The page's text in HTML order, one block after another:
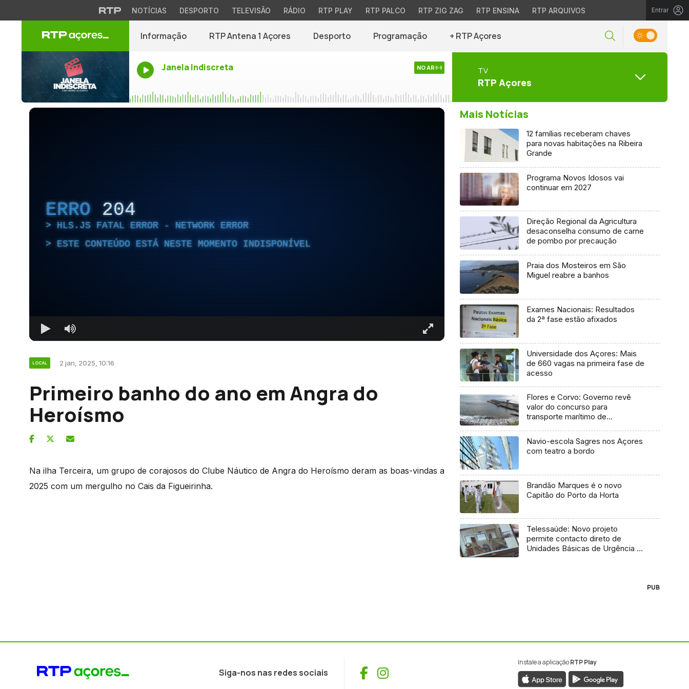
NOTÍCIAS DESPORTO TELEVISÃO RÁDIO RTP PLAY RTP PALCO RTP ZIG ZAG RTP ENSINA RTP ARQUIVOS Entrar
Informação RTP Antena 1 Açores Desporto Programação + RTP Açores
Janela Indiscreta NO AR TV
RTP Açores
ERRO 204
HLS.JS FATAL ERROR - NETWORK ERROR
ESTE CONTEÚDO ESTÁ NESTE MOMENTO INDISPONÍVEL
LOCAL 2 jan, 2025, 10:16
Primeiro banho do ano em Angra do
Heroísmo
Na ilha Terceira, um grupo de corajosos do Clube Náutico de Angra do Heroísmo deram as boas-vindas a
2025 com um mergulho no Cais da Figueirinha.
Mais Notícias
12 famílias receberam chaves
para novas habitações na Ribeira
Grande
Programa Novos Idosos vai
continuar em 2027
Direção Regional da Agricultura
desaconselha consumo de carne
de pombo por precaução
Praia dos Mosteiros em São
Miguel reabre a banhos
Exames Nacionais: Resultados
da 2ª fase estão afixados
Universidade dos Açores: Mais
de 660 vagas na primeira fase de
acesso
Flores e Corvo: Governo revê
valor do concurso para
transporte marítimo de
Navio-escola Sagres nos Açores
com teatro a bordo
Brandão Marques é o novo
Capitão do Porto da Horta
Telessaúde: Novo projeto
permite contacto direto de
Unidades Básicas de Urgência e
PUB
Siga-nos nas redes sociais Facebook
Instagram
Instale a aplicaçãoRTP Play